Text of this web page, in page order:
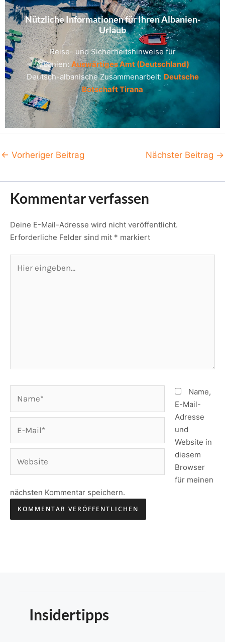
Nützliche Informationen für Ihren Albanien-
Urlaub
Reise- und Sicherheitshinweise für
Albanien:Auswärtiges Amt (Deutschland)
Deutsch-albanische Zusammenarbeit: Deutsche
Botschaft Tirana
Post
← Vorheriger Beitrag Nächster Beitrag →
Kommentar verfassen
Deine E-Mail-Adresse wird nicht veröffentlicht.
Erforderliche Felder sind mit * markiert
eingeben…
Mail*
Name,
E-Mail-
Adresse
und
Website in
diesem
Browser
für meinen
nächsten Kommentar speichern.
Insidertipps